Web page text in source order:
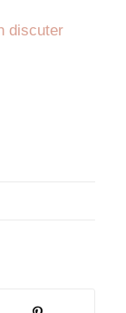
discuter